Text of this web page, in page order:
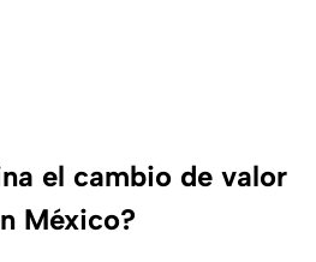
el cambio de valor
México?